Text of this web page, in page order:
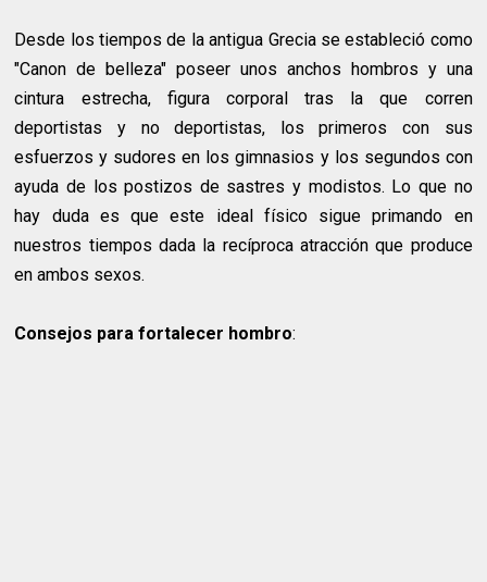
Desde los tiempos de la antigua Grecia se estableció como
"Canon de belleza" poseer unos anchos hombros y una
cintura estrecha, figura corporal tras la que corren
deportistas y no deportistas, los primeros con sus
esfuerzos y sudores en los gimnasios y los segundos con
ayuda de los postizos de sastres y modistos. Lo que no
hay duda es que este ideal físico sigue primando en
nuestros tiempos dada la recíproca atracción que produce
en ambos sexos.
Consejos para fortalecer hombro: